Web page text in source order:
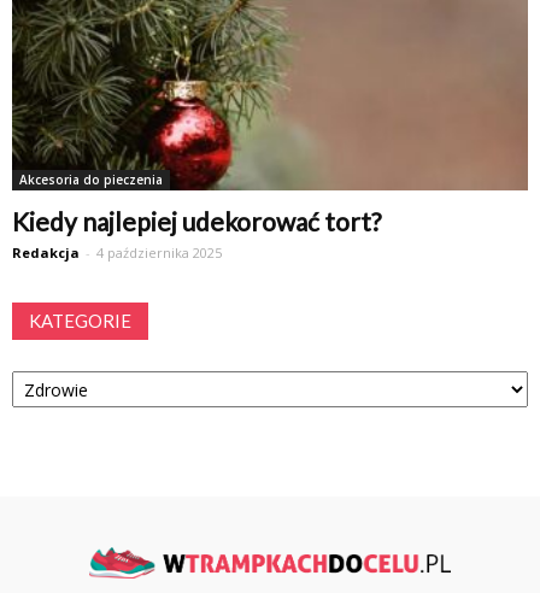
Akcesoria do pieczenia
Kiedy najlepiej udekorować tort?
Redakcja - 4 października 2025
KATEGORIE
Kategorie